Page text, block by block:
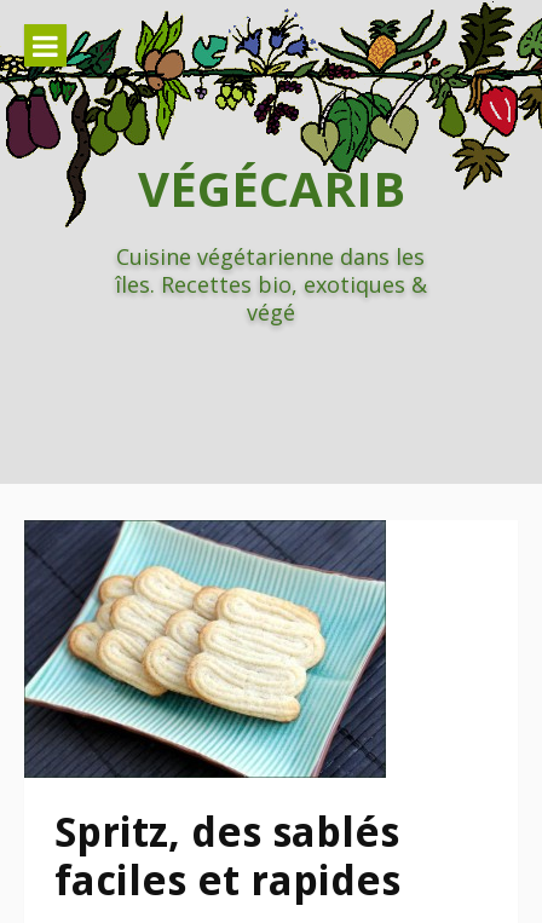
contenu
VÉGÉCARIB
Cuisine végétarienne dans les
îles. Recettes bio, exotiques &
végé
Spritz, des sablés
faciles et rapides